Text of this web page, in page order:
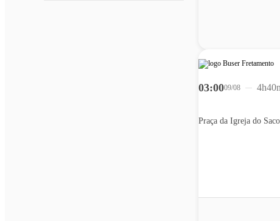
03:0009/08
Praça da Igreja do Saco